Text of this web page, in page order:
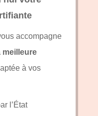
accompagne
meilleure
à vos
l’État